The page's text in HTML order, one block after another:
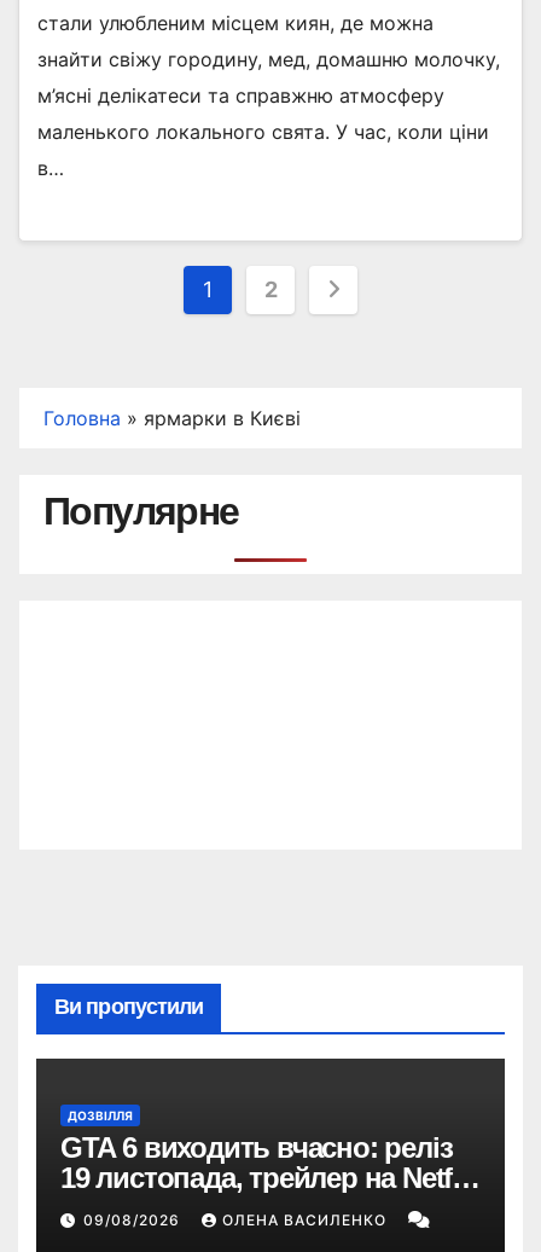
стали улюбленим місцем киян, де можна
знайти свіжу городину, мед, домашню молочку,
м’ясні делікатеси та справжню атмосферу
маленького локального свята. У час, коли ціни
в…
Пагінація
1 2
Головна » ярмарки в Києві
Популярне
Ви пропустили
ДОЗВІЛЛЯ
GTA 6 виходить вчасно: реліз
19 листопада, трейлер на Netflix
і $180 млн передзамовлень
09/08/2026 ОЛЕНА ВАСИЛЕНКО